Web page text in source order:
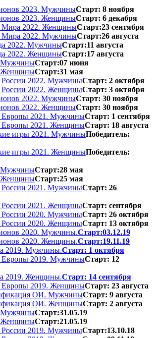
2023. МужчиныСтарт: 8 ноября
2023. ЖенщиныСтарт: 6 декабря
Мира 2022. ЖенщиныСтарт:23 сентября
Мира 2022. МужчиныСтарт:26 августа
2022. МужчиныСтарт:11 августа
2022. ЖенщиныСтарт:17 августа
Старт:07 июня
Старт:31 мая
России 2022. МужчиныСтарт: 2 октября
России 2022. ЖенщиныСтарт: 3 октября
2022. МужчиныСтарт: 30 ноября
2022. ЖенщиныСтарт: 30 ноября
Европы 2021. МужчиныСтарт: 1 сентября
Европы 2021. ЖенщиныСтарт: 18 августа
игры 2021. МужчиныПобедитель:
игры 2021. ЖенщиныПобедитель:
Старт:28 мая
Старт:25 мая
России 2021. МужчиныСтарт: 26
России 2021. ЖенщиныСтарт: сентября
России 2020. МужчиныСтарт: 26 октября
России 2020. ЖенщиныСтарт: 13 октября
2020. Мужчины.Старт:03.12.19
2020. Женщины.Старт:19.11.19
2019. Мужчины.Старт: 1 октября
Европы 2019. МужчиныСтарт: 12
2019. Женщины.Старт: 14 сентября
Европы 2019. ЖенщиныСтарт: 23 августа
ОИ. МужчиныСтарт: 9 августа
ОИ. ЖенщиныСтарт: 2 августа
Старт:31.05.19
Старт:21.05.19
России 2019. МужчиныСтарт:13.10.18